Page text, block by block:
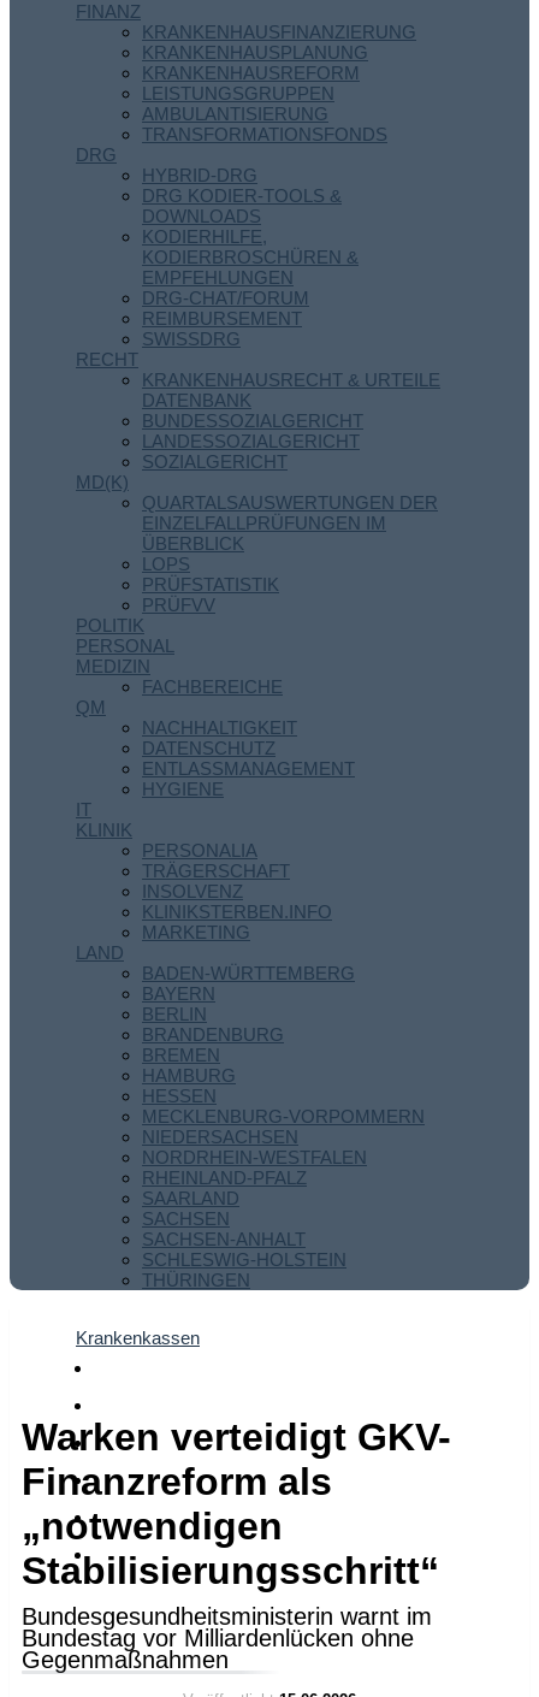
FINANZ
KRANKENHAUSFINANZIERUNG
KRANKENHAUSPLANUNG
KRANKENHAUSREFORM
LEISTUNGSGRUPPEN
AMBULANTISIERUNG
TRANSFORMATIONSFONDS
DRG
HYBRID-DRG
DRG KODIER-TOOLS &
DOWNLOADS
KODIERHILFE,
KODIERBROSCHÜREN &
EMPFEHLUNGEN
DRG-CHAT/FORUM
REIMBURSEMENT
SWISSDRG
RECHT
KRANKENHAUSRECHT & URTEILE
DATENBANK
BUNDESSOZIALGERICHT
LANDESSOZIALGERICHT
SOZIALGERICHT
MD(K)
QUARTALSAUSWERTUNGEN DER
EINZELFALLPRÜFUNGEN IM
ÜBERBLICK
LOPS
PRÜFSTATISTIK
PRÜFVV
POLITIK
PERSONAL
MEDIZIN
FACHBEREICHE
QM
NACHHALTIGKEIT
DATENSCHUTZ
ENTLASSMANAGEMENT
HYGIENE
IT
KLINIK
PERSONALIA
TRÄGERSCHAFT
INSOLVENZ
KLINIKSTERBEN.INFO
MARKETING
LAND
BADEN-WÜRTTEMBERG
BAYERN
BERLIN
BRANDENBURG
BREMEN
HAMBURG
HESSEN
MECKLENBURG-VORPOMMERN
NIEDERSACHSEN
NORDRHEIN-WESTFALEN
RHEINLAND-PFALZ
SAARLAND
SACHSEN
SACHSEN-ANHALT
SCHLESWIG-HOLSTEIN
THÜRINGEN
Krankenkassen
Warken verteidigt GKV-
Finanzreform als
„notwendigen
Stabilisierungsschritt“
Bundesgesundheitsministerin warnt im
Bundestag vor Milliardenlücken ohne
Gegenmaßnahmen